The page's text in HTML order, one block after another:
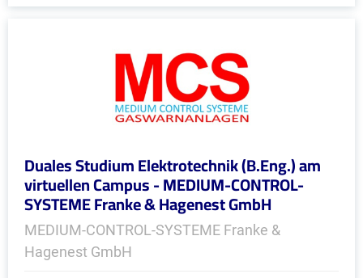
Duales Studium Elektrotechnik (B.Eng.) am
virtuellen Campus - MEDIUM-CONTROL-
SYSTEME Franke & Hagenest GmbH
MEDIUM-CONTROL-SYSTEME Franke &
Hagenest GmbH